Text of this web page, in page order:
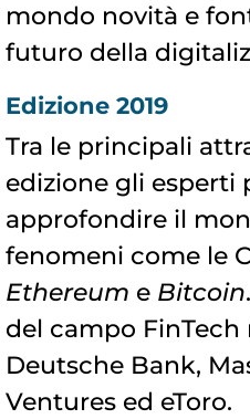
mondo novità e
futuro della
Edizione 2019
Tra le principali
edizione gli esperti
approfondire il
fenomeni come le
Ethereum e Bitcoin
del campo
Deutsche Bank,
Ventures ed eToro.